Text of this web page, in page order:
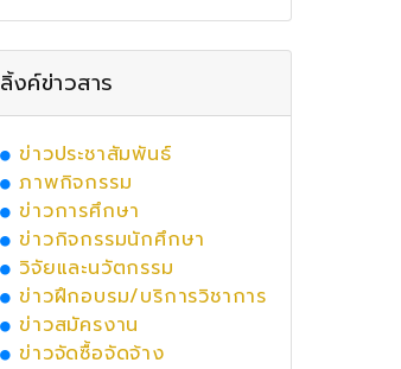
ลิ้งค์ข่าวสาร
ข่าวประชาสัมพันธ์
ภาพกิจกรรม
ข่าวการศึกษา
ข่าวกิจกรรมนักศึกษา
วิจัยและนวัตกรรม
ข่าวฝึกอบรม/บริการวิชาการ
ข่าวสมัครงาน
ข่าวจัดซื้อจัดจ้าง